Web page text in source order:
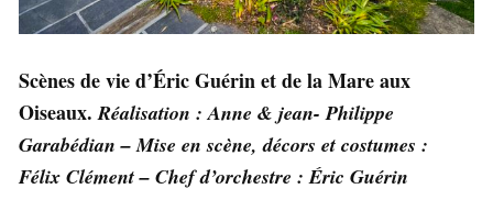
Scènes de vie d’Éric Guérin et de la Mare aux
Oiseaux.Réalisation : Anne & jean- Philippe
Garabédian – Mise en scène, décors et costumes :
Félix Clément – Chef d’orchestre : Éric Guérin